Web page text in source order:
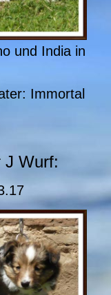
und India in
Immortal
J Wurf: